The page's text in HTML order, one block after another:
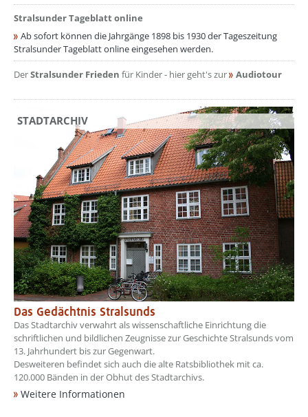
Stralsunder Tageblatt online
Ab sofort können die Jahrgänge 1898 bis 1930 der Tageszeitung
Stralsunder Tageblatt online eingesehen werden.
DerStralsunder Frieden für Kinder - hier geht's zur Audiotour
STADTARCHIV
Das Gedächtnis Stralsunds
Das Stadtarchiv verwahrt als wissenschaftliche Einrichtung die
schriftlichen und bildlichen Zeugnisse zur Geschichte Stralsunds vom
13. Jahrhundert bis zur Gegenwart.
Desweiteren befindet sich auch die alte Ratsbibliothek mit ca.
120.000 Bänden in der Obhut des Stadtarchivs.
Weitere Informationen